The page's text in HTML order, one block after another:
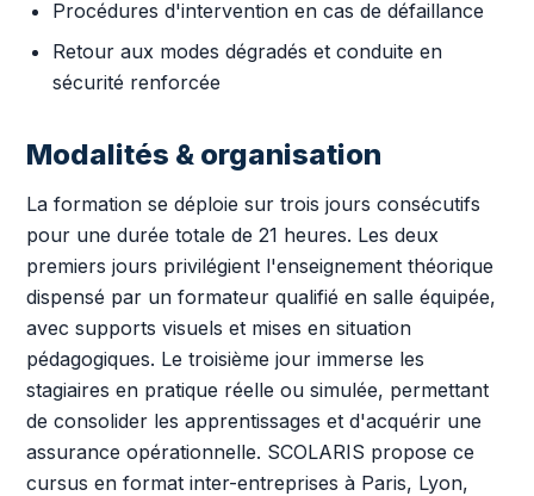
Procédures d'intervention en cas de défaillance
Retour aux modes dégradés et conduite en
sécurité renforcée
Modalités & organisation
La formation se déploie sur trois jours consécutifs
pour une durée totale de 21 heures. Les deux
premiers jours privilégient l'enseignement théorique
dispensé par un formateur qualifié en salle équipée,
avec supports visuels et mises en situation
pédagogiques. Le troisième jour immerse les
stagiaires en pratique réelle ou simulée, permettant
de consolider les apprentissages et d'acquérir une
assurance opérationnelle. SCOLARIS propose ce
cursus en format inter-entreprises à Paris, Lyon,